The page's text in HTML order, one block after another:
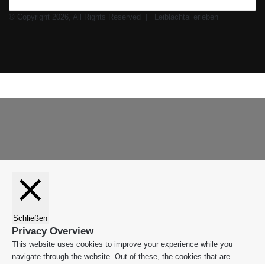
© Copyright 2026, All Rights Reserved |
Leiblachtal erleben
Schließen
Privacy Overview
This website uses cookies to improve your experience while you
navigate through the website. Out of these, the cookies that are